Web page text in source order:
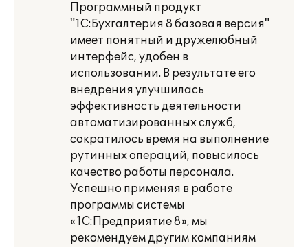
Программный продукт
"1С:Бухгалтерия 8 базовая версия"
имеет понятный и дружелюбный
интерфейс, удобен в
использовании. В результате его
внедрения улучшилась
эффективность деятельности
автоматизированных служб,
сократилось время на выполнение
рутинных операций, повысилось
качество работы персонала.
Успешно применяя в работе
программы системы
«1С:Предприятие 8», мы
рекомендуем другим компаниям